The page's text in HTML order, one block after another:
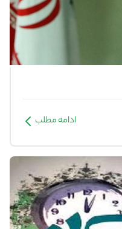
ادامه مطلب